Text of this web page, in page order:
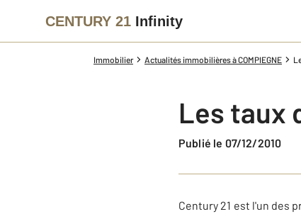
CENTURY 21 Infinity
Immobilier Actualités immobilières à COMPIEGNE
Les taux
Publié le 07/12/2010
Century 21 est l'un des